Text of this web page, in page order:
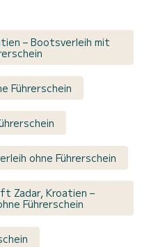
– Bootsverleih mit
Führerschein
ohne Führerschein
Zadar, Kroatien –
Führerschein